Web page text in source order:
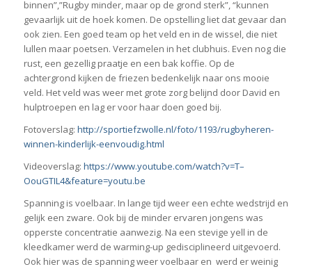
binnen”,”Rugby minder, maar op de grond sterk”, “kunnen
gevaarlijk uit de hoek komen. De opstelling liet dat gevaar dan
ook zien. Een goed team op het veld en in de wissel, die niet
lullen maar poetsen. Verzamelen in het clubhuis. Even nog die
rust, een gezellig praatje en een bak koffie. Op de
achtergrond kijken de friezen bedenkelijk naar ons mooie
veld. Het veld was weer met grote zorg belijnd door David en
hulptroepen en lag er voor haar doen goed bij.
Fotoverslag: http://sportiefzwolle.nl/foto/1193/rugbyheren-
winnen-kinderlijk-eenvoudig.html
Videoverslag: https://www.youtube.com/watch?v=T–
OouGTIL4&feature=youtu.be
Spanning is voelbaar. In lange tijd weer een echte wedstrijd en
gelijk een zware. Ook bij de minder ervaren jongens was
opperste concentratie aanwezig. Na een stevige yell in de
kleedkamer werd de warming-up gedisciplineerd uitgevoerd.
Ook hier was de spanning weer voelbaar en werd er weinig